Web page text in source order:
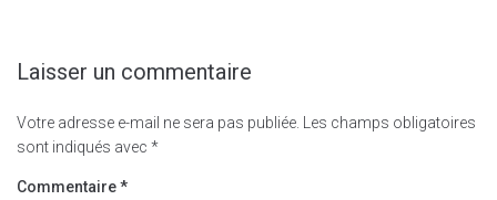
Laisser un commentaire
Votre adresse e-mail ne sera pas publiée.
Les champs obligatoires
sont indiqués avec *
Commentaire*